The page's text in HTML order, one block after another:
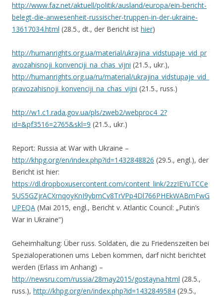
http://www.faz.net/aktuell/politik/ausland/europa/ein-bericht-
belegt-die-anwesenheit-russischer-truppen-in-der-ukraine-
13617034.html (28.5., dt., der Bericht ist hier)
http://humanrights.org.ua/material/ukrajina_vidstupaje_vid_pr
avozahisnoji_konvenciji_na_chas_vijni (21.5., ukr.),
http://humanrights.org.ua/ru/material/ukrajina_vidstupaje_vid_
pravozahisnoji_konvenciji_na_chas_vijni (21.5., russ.)
http://w1.c1.rada.gov.ua/pls/zweb2/webproc4_2?
id=&pf3516=2765&skl=9 (21.5., ukr.)
Report: Russia at War with Ukraine –
http://khpg.org/en/index.php?id=1432848826 (29.5., engl.), der
Bericht ist hier:
https://dl.dropboxusercontent.com/content_link/2zzIEYuTCCe
5US5GZjrACXrnqoyKnI9ybmCv8TrVPp4Dl766PHEkWABmFwG
UPEQA (Mai 2015, engl., Bericht v. Atlantic Council: „Putin’s
War in Ukraine“)
Geheimhaltung: Über russ. Soldaten, die zu Friedenszeiten bei
Spezialoperationen ums Leben kommen, darf nicht berichtet
werden (Erlass im Anhang) –
http://newsru.com/russia/28may2015/gostayna.html (28.5.,
russ.), http://khpg.org/en/index.php?id=1432849584 (29.5.,